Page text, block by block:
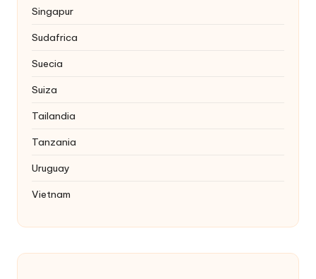
Singapur
Sudafrica
Suecia
Suiza
Tailandia
Tanzania
Uruguay
Vietnam